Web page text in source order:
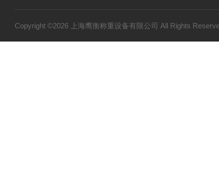
Copyright ©2026 上海鹰衡称重设备有限公司 All Rights